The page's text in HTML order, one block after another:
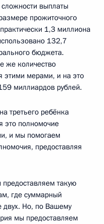
выплаты
прожиточного
1,3 миллиона
132,7
бюджета.
же количество
этими мерами, и на это
миллиардов рублей.
третьего ребёнка
это полномочие
и мы помогаем
предоставляя
такую
где суммарный
Но, по Вашему
мы предоставляем